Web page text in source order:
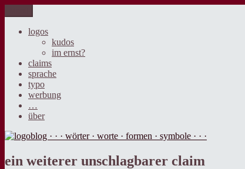
Inhalt
springen
logoblog · · · wörter · worte · formen · symbole · · ·
der blog über sprache, design und werbung.
logos
kudos
im ernst?
claims
sprache
typo
werbung
…
über
ein weiterer unschlagbarer claim